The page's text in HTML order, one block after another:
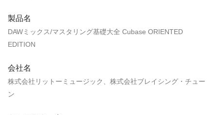
製品名
DAWミックス/マスタリング基礎大全 Cubase ORIENTED
EDITION
会社名
株式会社リットーミュージック、株式会社ブレイシング・チュー
ン